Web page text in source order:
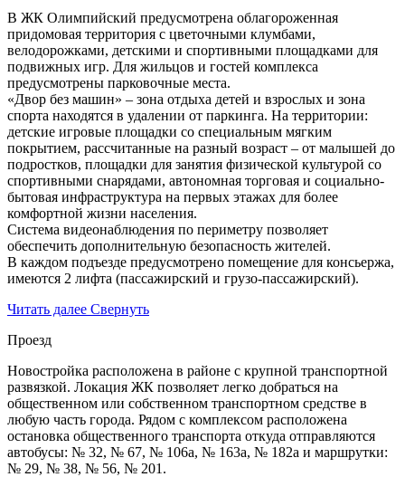
В ЖК Олимпийский предусмотрена облагороженная
придомовая территория с цветочными клумбами,
велодорожками, детскими и спортивными площадками для
подвижных игр. Для жильцов и гостей комплекса
предусмотрены парковочные места.
«Двор без машин» – зона отдыха детей и взрослых и зона
спорта находятся в удалении от паркинга. На территории:
детские игровые площадки со специальным мягким
покрытием, рассчитанные на разный возраст – от малышей до
подростков, площадки для занятия физической культурой со
спортивными снарядами, автономная торговая и социально-
бытовая инфраструктура на первых этажах для более
комфортной жизни населения.
Система видеонаблюдения по периметру позволяет
обеспечить дополнительную безопасность жителей.
В каждом подъезде предусмотрено помещение для консьержа,
имеются 2 лифта (пассажирский и грузо-пассажирский).
Читать далее Свернуть
Проезд
Новостройка расположена в районе с крупной транспортной
развязкой. Локация ЖК позволяет легко добраться на
общественном или собственном транспортном средстве в
любую часть города. Рядом с комплексом расположена
остановка общественного транспорта откуда отправляются
автобусы: № 32, № 67, № 106а, № 163а, № 182а и маршрутки:
№ 29, № 38, № 56, № 201.